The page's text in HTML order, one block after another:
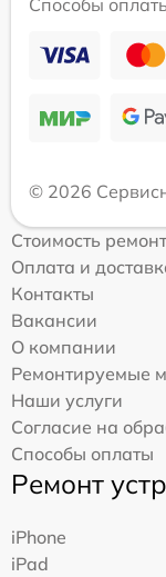
Способы
© 2026
Стоимость
Оплата и
Контакты
Вакансии
О компании
Ремонтируемые
Наши услуги
Согласие на
Способы оплаты
Ремонт
iPhone
iPad